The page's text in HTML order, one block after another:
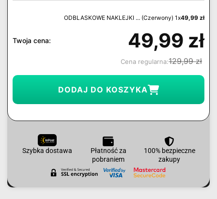
ODBLASKOWE NAKLEJKI ... (Czerwony) 1x49,99 zł
Twoja cena: 49,99 zł
Cena regularna:129,99zł
DODAJ DO KOSZYKA
Szybka dostawa
Płatność za
pobraniem
100% bezpieczne
zakupy